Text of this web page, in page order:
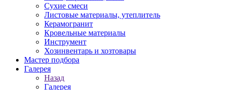
Сухие смеси
Листовые материалы, утеплитель
Керамогранит
Кровельные материалы
Инструмент
Хозинвентарь и хозтовары
Мастер подбора
Галерея
Назад
Галерея